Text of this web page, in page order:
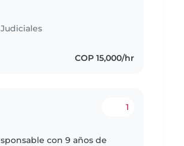
COP 15,000/hr
1
con 9 años de